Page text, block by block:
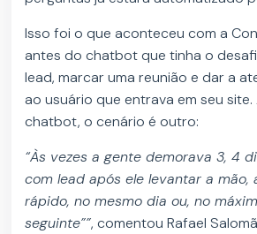
Isso foi o que aconteceu com a
antes do chatbot que tinha o
lead, marcar uma reunião e dar a
ao usuário que entrava em seu
chatbot, o cenário é outro:
“Às vezes a gente demorava 3, 4
com lead após ele levantar a mão,
rápido, no mesmo dia ou, no
seguinte””, comentou Rafael